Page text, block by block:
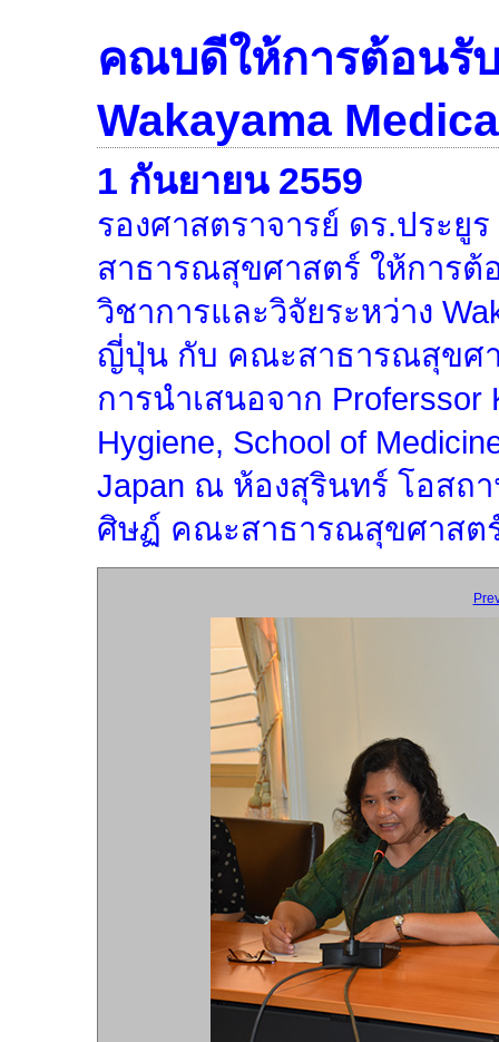
คณบดีให้การต้อนรั
Wakayama
1 กันยายน 2559
รองศาสตราจารย์ ดร.ประ
สาธารณสุขศาสตร์ ให้การต้
วิชาการและวิจัยระหว่าง
ญี่ปุ่น กับ คณะสาธารณสุขศ
การนำเสนอจาก Proferssor
Hygiene, School of
Japan ณ ห้องสุรินทร์ โอสถ
ศิษฏ์ คณะสาธารณสุขศาสต